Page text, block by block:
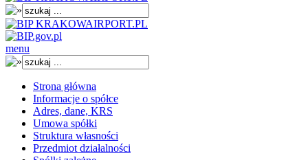
menu
Strona główna
Informacje o spółce
Adres, dane, KRS
Umowa spółki
Struktura własności
Przedmiot działalności